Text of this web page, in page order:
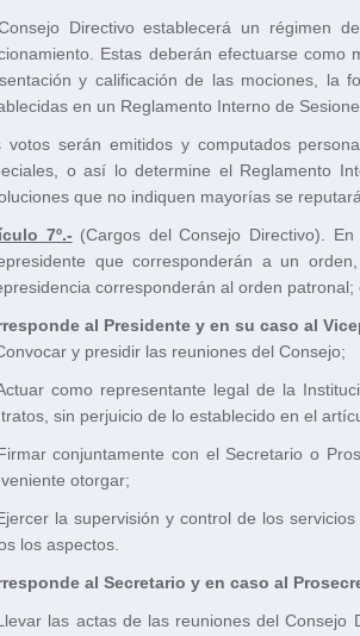
Directivo establecerá un régimen
Estas deberán efectuarse
y calificación de las mociones, la
en un Reglamento Interno de
votos serán emitidos y computados
o así lo determine el Reglamento
que no indiquen mayorías se
7º.- (Cargos del Consejo Directivo).
que corresponderán a un
corresponderán al orden
al Presidente y en su caso al
y presidir las reuniones del Consejo;
como representante legal de la
sin perjuicio de lo establecido en el
conjuntamente con el Secretario o
otorgar;
la supervisión y control de los
los aspectos.
al Secretario y en caso al
las actas de las reuniones del